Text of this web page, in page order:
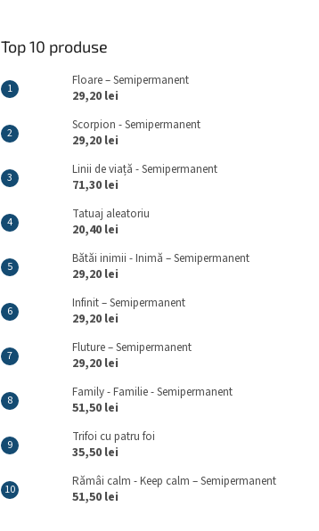
Top 10 produse
Floare – Semipermanent
29,20 lei
Scorpion - Semipermanent
29,20 lei
Linii de viață - Semipermanent
71,30 lei
Tatuaj aleatoriu
20,40 lei
Bătăi inimii - Inimă – Semipermanent
29,20 lei
Infinit – Semipermanent
29,20 lei
Fluture – Semipermanent
29,20 lei
Family - Familie - Semipermanent
51,50 lei
Trifoi cu patru foi
35,50 lei
Rămâi calm - Keep calm – Semipermanent
51,50 lei